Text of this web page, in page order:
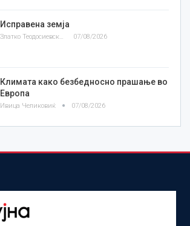
Исправена земја
Златко Теодосиевски 07/08/2026
Климата како безбедносно прашање во
Европа
Ивица Челиковиќ 07/08/2026